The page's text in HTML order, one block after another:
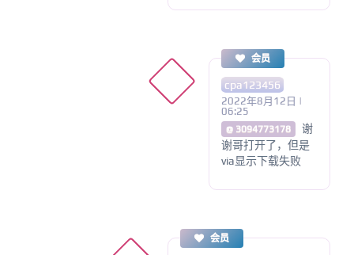
会员
cpa123456
2022年8月12日 |
06:25
@ 3094773178
谢
谢哥打开了，但是
via显示下载失败
会员